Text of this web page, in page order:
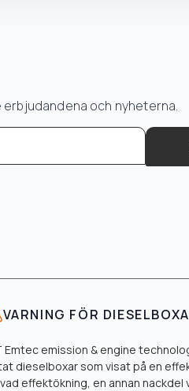
och nyheterna.
VARNING FÖR
Emtec emission & engine
dieselboxar som visat på en
effektökning, en annan nackdel